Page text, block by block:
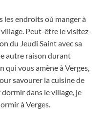
les endroits où manger à
Peut-être le visitez-
du Jeudi Saint avec sa
autre raison durant
qui vous amène à Verges,
savourer la cuisine de
dormir dans le village, je
à Verges.